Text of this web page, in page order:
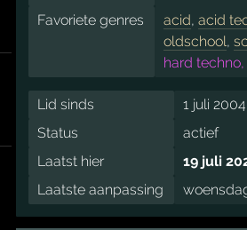
Favoriete genres
acid,acid
oldschool,
hard
Lid sinds
1 juli
Status
actief
Laatst hier
19 juli
Laatste aanpassing